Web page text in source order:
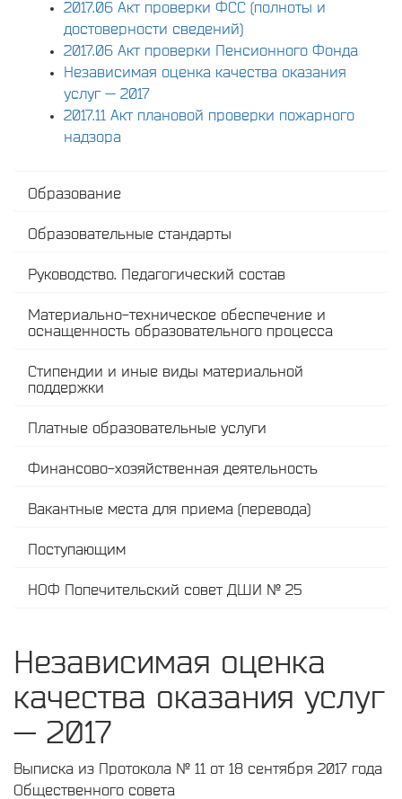
2017.06 Акт проверки ФСС (полноты и
достоверности сведений)
2017.06 Акт проверки Пенсионного Фонда
Независимая оценка качества оказания
услуг — 2017
2017.11 Акт плановой проверки пожарного
надзора
Образование
Образовательные стандарты
Руководство. Педагогический состав
Материально-техническое обеспечение и
оснащенность образовательного процесса
Стипендии и иные виды материальной
поддержки
Платные образовательные услуги
Финансово-хозяйственная деятельность
Вакантные места для приема (перевода)
Поступающим
НОФ Попечительский совет ДШИ № 25
Независимая оценка
качества оказания услуг
— 2017
Выписка из Протокола № 11 от 18 сентября 2017 года
Общественного совета